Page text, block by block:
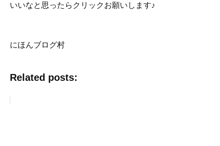
いいなと思ったらクリックお願いします♪
にほんブログ村
Related posts: